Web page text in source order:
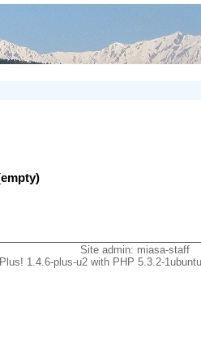
Site admin: miasa-staff
1.4.6-plus-u2 with PHP 5.3.2-